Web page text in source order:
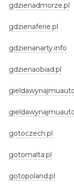
gdzienadmorze.pl
gdzienaferie.pl
gdzienanarty.info
gdzienaobiad.pl
gotoczech.pl
gotomalta.pl
gotopoland.pl